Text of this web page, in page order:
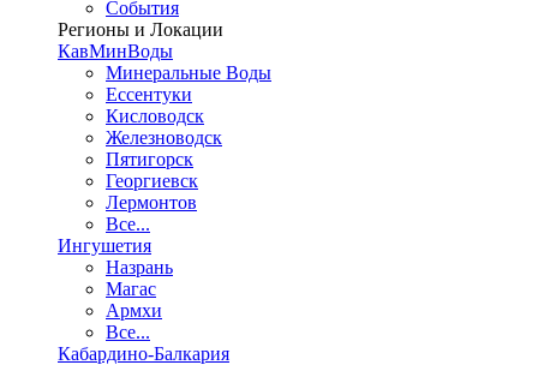
События
Регионы и Локации
КавМинВоды
Минеральные Воды
Ессентуки
Кисловодск
Железноводск
Пятигорск
Георгиевск
Лермонтов
Все...
Ингушетия
Назрань
Магас
Армхи
Все...
Кабардино-Балкария